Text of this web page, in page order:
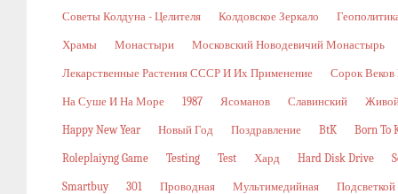
Советы Колдуна - Целителя Колдовское Зеркало
Храмы Монастыри Московский Новодевичий Монастырь
Лекарственные Растения СССР И Их Применение Сорок Веков
На Суше И На Море 1987 Ясоманов Славинский
Happy New Year Новый Год Поздравление BtK Born To
Roleplaiyng Game Testing Test Хард Hard Disk Drive
Smartbuy 301 Проводная Мультимедийная Подсветкой